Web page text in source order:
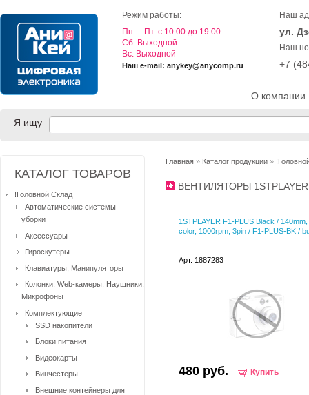
О компании
Режим работы:
Пн. - Пт. с 10:00 до 19:00
Cб. Выходной
Вс. Выходной
Наш e-mail: anykey@anycomp.ru
Наш
ул.
Наш
+7
Я ищу
Главная » Каталог продукции »
ВЕНТИЛЯТОРЫ
1STPLAYER F1-PLUS Black /
color, 1000rpm, 3pin / F1-PLUS-BK /
Арт. 1887283
480 руб. Купить
КАТАЛОГ ТОВАРОВ
!Головной Склад
Автоматические системы
уборки
Аксессуары
Гироскутеры
Клавиатуры, Манипуляторы
Колонки, Web-камеры, Наушники,
Микрофоны
Комплектующие
SSD накопители
Блоки питания
Видеокарты
Винчестеры
Внешние контейнеры для